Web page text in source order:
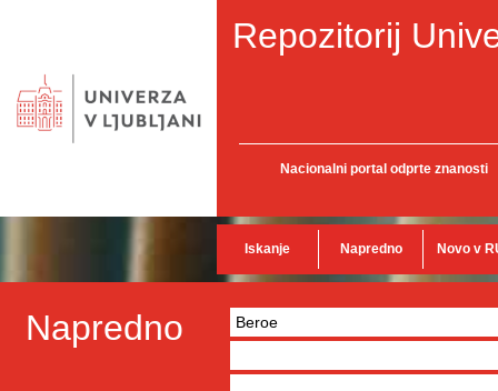
Repozitorij
Nacionalni portal odprte znanosti
Iskanje Napredno Novo v
Napredno